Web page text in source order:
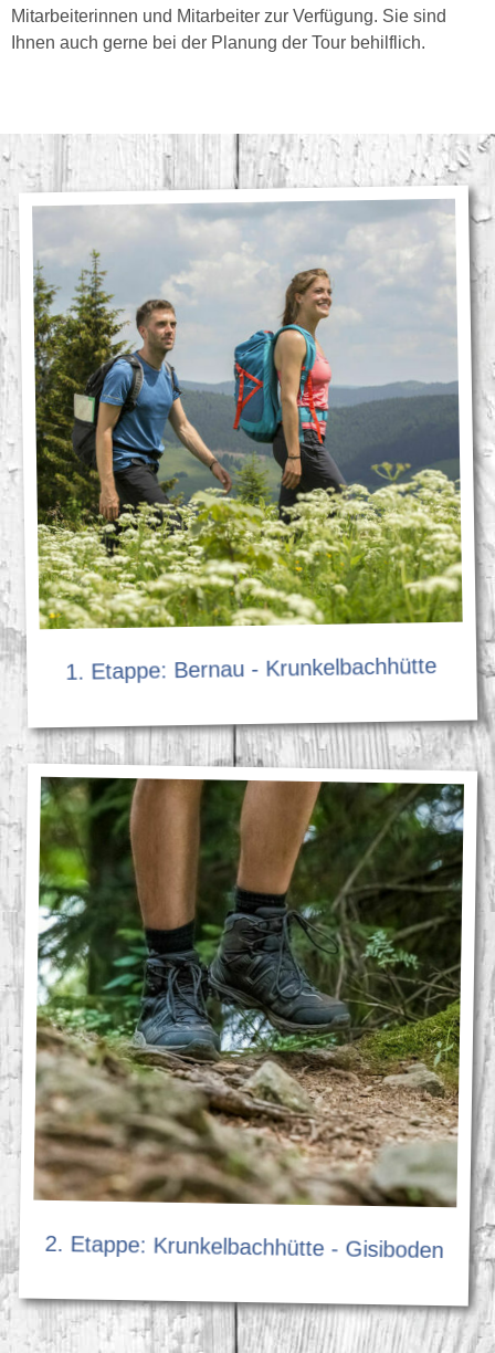
Mitarbeiterinnen und Mitarbeiter zur Verfügung. Sie sind
Ihnen auch gerne bei der Planung der Tour behilflich.
1. Etappe: Bernau - Krunkelbachhütte
2. Etappe: Krunkelbachhütte - Gisiboden